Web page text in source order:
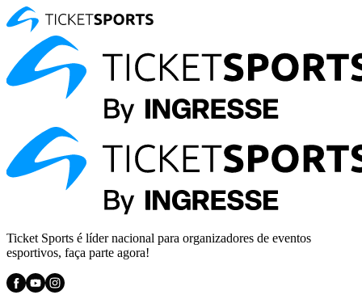
Ticket Sports é líder nacional para organizadores de eventos
esportivos, faça parte agora!